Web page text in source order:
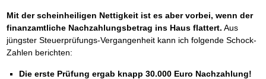
Mit der scheinheiligen Nettigkeit ist es aber vorbei, wenn der
finanzamtliche Nachzahlungsbetrag ins Haus flattert. Aus
jüngster Steuerprüfungs-Vergangenheit kann ich folgende Schock-
Zahlen berichten:
Die erste Prüfung ergab knapp 30.000 Euro Nachzahlung!